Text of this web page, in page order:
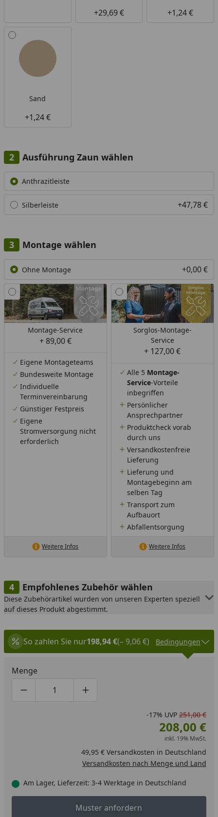
+29,69 € +1,24 €
Sand
+1,24 €
Ausführung Zaun wählen
Alle anzeigen (2)
Anthrazitleiste
Silberleiste +47,78 €
Montage wählen
Ohne Montage +0,00 €
Montage-Service
+ 89,00 €
Eigene Montageteams
Bundesweite Montage
Individuelle
Terminvereinbarung
Günstiger Festpreis
Eigene
Stromversorgung nicht
erforderlich
Weitere Infos
Sorglos-Montage-
Service
+ 127,00 €
Alle 5 Montage-
Service-Vorteile
inbegriffen
Persönlicher
Ansprechpartner
Produktcheck vorab
durch uns
Versandkostenfreie
Lieferung
Lieferung und
Montagebeginn am
selben Tag
Transport zum
Aufbauort
Abfallentsorgung
Weitere Infos
Empfohlenes Zubehör wählen
Diese Zubehörartikel wurden von unseren Experten speziell
auf dieses Produkt abgestimmt.
So zahlen Sie nur198,94 €(– 9,06 €) Bedingungen
Menge
Produktmenge um eins verringern
Produktmenge manuell eingeben
Produktmenge um eins erhöhen
-17% UVP 251,00 €
208,00 €
inkl. 19% MwSt.
49,95 € Versandkosten in Deutschland
Versandkosten nach Menge und Land
Am Lager, Lieferzeit: 3-4 Werktage in Deutschland
Muster anfordern
Muster anfordern